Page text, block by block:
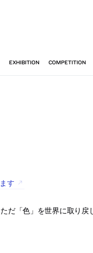
す
だ「色」を世界に取り戻